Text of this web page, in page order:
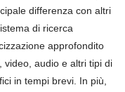
differenza con altri
di ricerca
approfondito
video, audio e altri tipi di
in tempi brevi. In più,